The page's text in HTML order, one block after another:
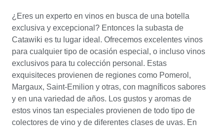
¿Eres un experto en vinos en busca de una botella
exclusiva y excepcional? Entonces la subasta de
Catawiki es tu lugar ideal. Ofrecemos excelentes vinos
para cualquier tipo de ocasión especial, o incluso vinos
exclusivos para tu colección personal. Estas
exquisiteces provienen de regiones como Pomerol,
Margaux, Saint-Emilion y otras, con magníficos sabores
y en una variedad de años. Los gustos y aromas de
estos vinos tan especiales provienen de todo tipo de
colectores de vino y de diferentes clases de uvas. En